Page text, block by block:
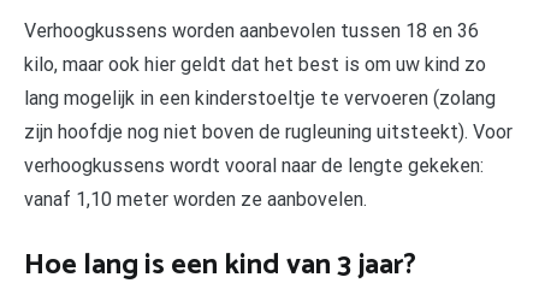
Verhoogkussens worden aanbevolen tussen 18 en 36
kilo, maar ook hier geldt dat het best is om uw kind zo
lang mogelijk in een kinderstoeltje te vervoeren (zolang
zijn hoofdje nog niet boven de rugleuning uitsteekt). Voor
verhoogkussens wordt vooral naar de lengte gekeken:
vanaf 1,10 meter worden ze aanbovelen.
Hoe lang is een kind van 3 jaar?